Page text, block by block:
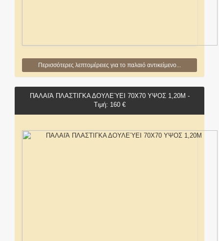
Περισσότερες λεπτομέρειες για το παλαιό αντικείμενο...
ΠΑΛΑΙΆ ΠΛΑΣΤΙΓΚΑ ΔΟΥΛΕΎΕΙ 70Χ70 ΥΨΟΣ 1,20Μ -
Τιμή: 160 €